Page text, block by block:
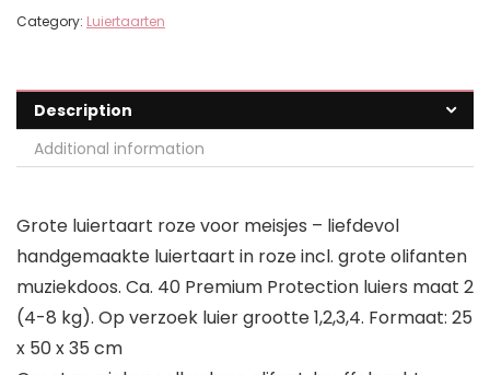
Category: Luiertaarten
Description
Additional information
Grote luiertaart roze voor meisjes – liefdevol
handgemaakte luiertaart in roze incl. grote olifanten
muziekdoos. Ca. 40 Premium Protection luiers maat 2
(4-8 kg). Op verzoek luier grootte 1,2,3,4. Formaat: 25
x 50 x 35 cm